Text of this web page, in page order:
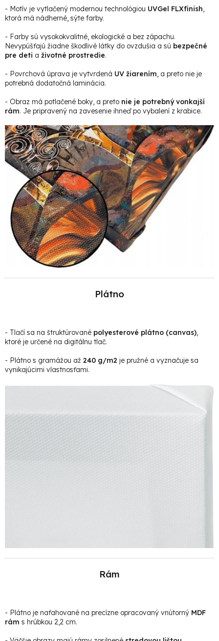
- Motív je vytlačený modernou technológiou UVGel FLXfinish,
ktorá má nádherné, sýte farby.
- Farby sú vysokokvalitné, ekologické a bez zápachu.
Nevypúšťajú žiadne škodlivé látky do ovzdušia a sú bezpečné
pre deti a životné prostredie.
- Povrchová úprava je vytvrdená UV žiarením, a preto nie je
potrebná dodatočná laminácia.
- Obraz má potlačené boky, a preto nie je potrebný vonkajší
rám. Je pripravený na zavesenie ihneď po vybalení z krabice.
Plátno
- Tlačí sa na štruktúrované polyesterové plátno (canvas),
ktoré je určené na digitálnu tlač.
- Plátno s gramážou až 240 g/m2 je pružné a vyznačuje sa
vynikajúcimi vlastnosťami.
Rám
- Plátno je naťahované na precízne opracovaný vnútorný MDF
rám s hrúbkou 2,2 cm.